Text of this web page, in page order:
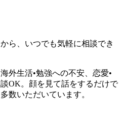
ら、いつでも気軽に相談でき
外生活•勉強への不安、恋愛•
OK。顔を見て話をするだけで
数いただいています。